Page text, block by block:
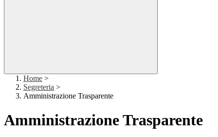
Home >
Segreteria >
Amministrazione Trasparente
Amministrazione Trasparente